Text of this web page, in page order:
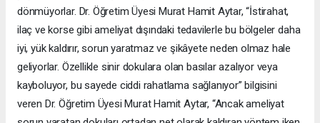
dönmüyorlar. Dr. Öğretim Üyesi Murat Hamit Aytar, “İstirahat,
ilaç ve korse gibi ameliyat dışındaki tedavilerle bu bölgeler daha
iyi, yük kaldırır, sorun yaratmaz ve şikâyete neden olmaz hale
geliyorlar. Özellikle sinir dokulara olan basılar azalıyor veya
kayboluyor, bu sayede ciddi rahatlama sağlanıyor” bilgisini
veren Dr. Öğretim Üyesi Murat Hamit Aytar, “Ancak ameliyat